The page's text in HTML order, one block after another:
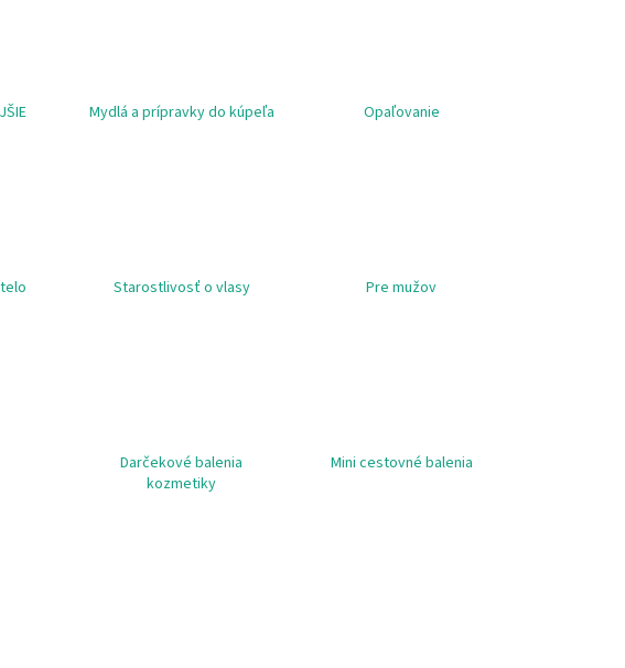
Mydlá a prípravky do kúpeľa Opaľovanie
Starostlivosť o vlasy Pre mužov
Darčekové balenia
kozmetiky
Mini cestovné balenia